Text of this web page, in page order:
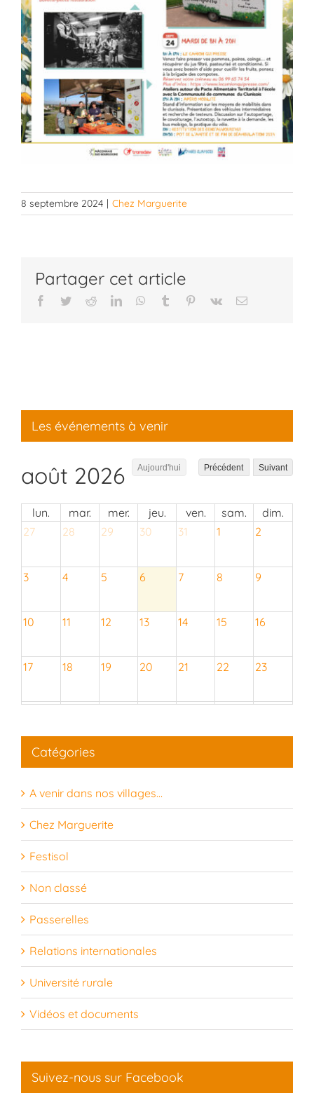
8 septembre 2024 Chez Marguerite
Partager cet article
Facebook
TwitterRedditLinkedInWhatsApp
Tumblr Pinterest
Vk Email
Les événements à venir
août 2026 Aujourd'hui Précédent Suivant
lun. mar. mer. jeu. ven. sam.
dim.
27
28 29 30 31 1 2
3 4 5 6 7 8 9
10 11 12 13 14 15 16
17 18 19 20 21 22 23
31 1
Catégories
A venir dans nos villages…
Chez Marguerite
Festisol
Non classé
Passerelles
Relations internationales
Université rurale
Vidéos et documents
Suivez-nous sur Facebook